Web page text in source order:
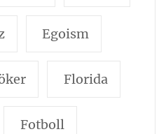
Egoism
Florida
Fotboll